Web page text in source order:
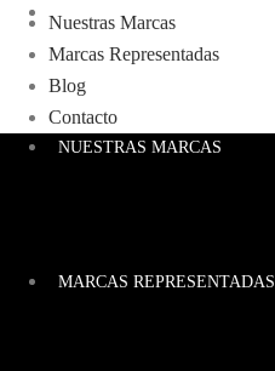
NUESTRA HISTORIA
NUESTRAS MARCAS
MARCAS REPRESENTADAS
Nuestras Marcas
Marcas Representadas
Blog
Contacto